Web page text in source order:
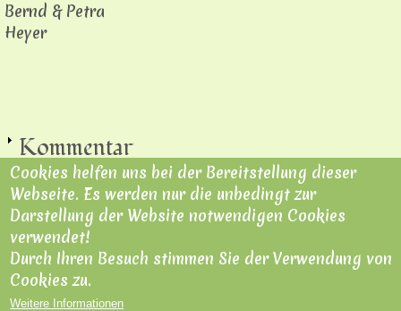
Bernd & Petra
Heyer
Kommentar
e anzeigen /
hinzufügen
Impressum
Nutzungsbedingungen
Cookies helfen uns bei der Bereitstellung dieser
Webseite. Es werden nur die unbedingt zur
Darstellung der Website notwendigen Cookies
verwendet!
Durch Ihren Besuch stimmen Sie der Verwendung von
Cookies zu.
Weitere Informationen